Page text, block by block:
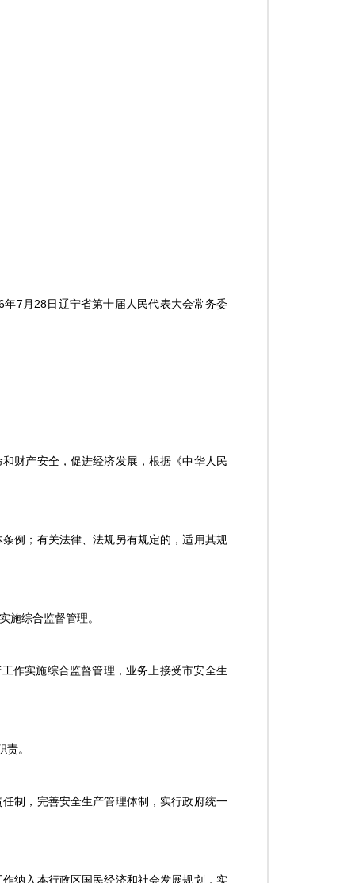
7月28日辽宁省第十届人民代表大会常务委
财产安全，促进经济发展，根据《中华人民
例；有关法律、法规另有规定的，适用其规
施综合监督管理。
作实施综合监督管理，业务上接受市安全生
。
制，完善安全生产管理体制，实行政府统一
纳入本行政区国民经济和社会发展规划，实